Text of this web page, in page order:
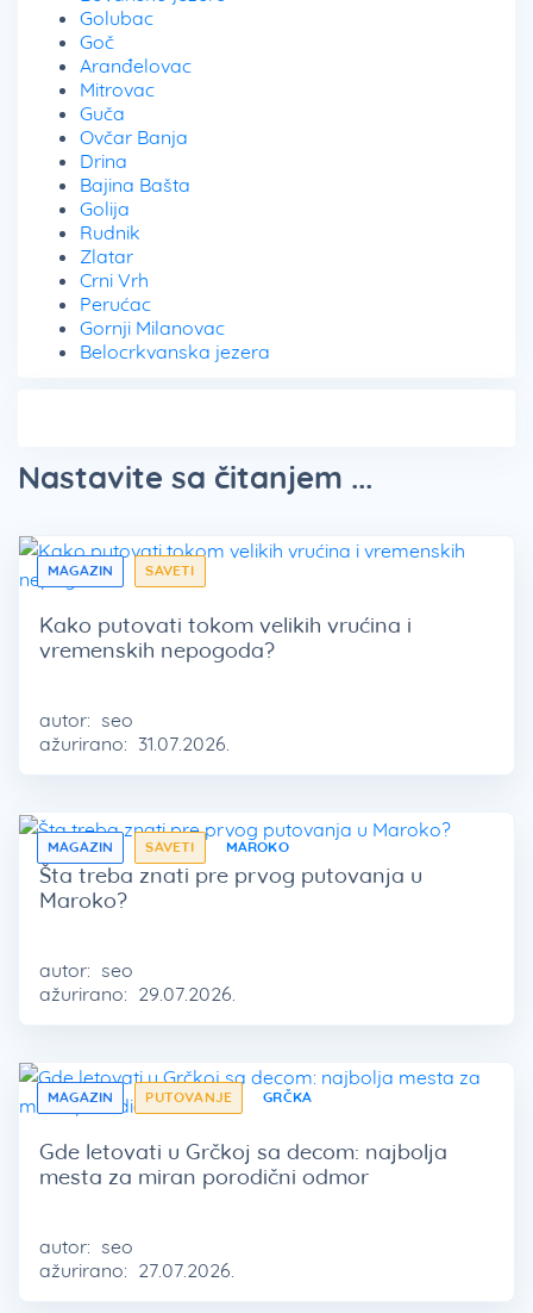
Golubac
Goč
Aranđelovac
Mitrovac
Guča
Ovčar Banja
Drina
Bajina Bašta
Golija
Rudnik
Zlatar
Crni Vrh
Perućac
Gornji Milanovac
Belocrkvanska jezera
Nastavite sa čitanjem ...
MAGAZIN SAVETI
Kako putovati tokom velikih vrućina i
vremenskih nepogoda?
autor: seo
ažurirano: 31.07.2026.
MAGAZIN SAVETI MAROKO
Šta treba znati pre prvog putovanja u
Maroko?
autor: seo
ažurirano: 29.07.2026.
MAGAZIN PUTOVANJE GRČKA
Gde letovati u Grčkoj sa decom: najbolja
mesta za miran porodični odmor
autor: seo
ažurirano: 27.07.2026.